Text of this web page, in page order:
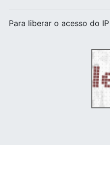
Para liberar o acesso do IP